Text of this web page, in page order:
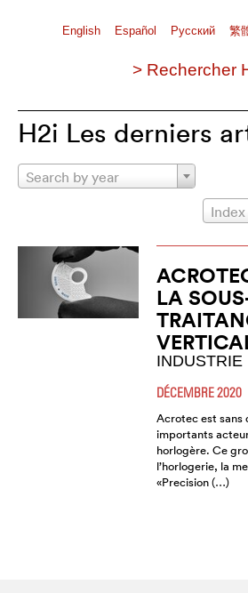
English Español Pусский 繁
> Rechercher
H2i Les derniers
Search by year
Index
LA
INDUSTRIE
DÉCEMBRE 2020
Acrotec est sans
importants
horlogère. Ce
l’horlogerie, la
«Precision (…)